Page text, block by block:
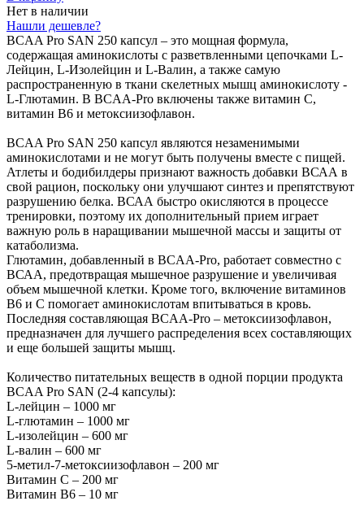
Нет в наличии
Нашли дешевле?
BCAA Pro SAN 250 капсул – это мощная формула,
содержащая аминокислоты с разветвленными цепочками L-
Лейцин, L-Изолейцин и L-Валин, а также самую
распространенную в ткани скелетных мышц аминокислоту -
L-Глютамин. В BCAA-Pro включены также витамин С,
витамин В6 и метоксиизофлавон.
BCAA Pro SAN 250 капсул являются незаменимыми
аминокислотами и не могут быть получены вместе с пищей.
Атлеты и бодибилдеры признают важность добавки ВСАА в
свой рацион, поскольку они улучшают синтез и препятствуют
разрушению белка. ВСАА быстро окисляются в процессе
тренировки, поэтому их дополнительный прием играет
важную роль в наращивании мышечной массы и защиты от
катаболизма.
Глютамин, добавленный в BCAA-Pro, работает совместно с
ВСАА, предотвращая мышечное разрушение и увеличивая
объем мышечной клетки. Кроме того, включение витаминов
В6 и С помогает аминокислотам впитываться в кровь.
Последняя составляющая BCAA-Pro – метоксиизофлавон,
предназначен для лучшего распределения всех составляющих
и еще большей защиты мышц.
Количество питательных веществ в одной порции продукта
BCAA Pro SAN (2-4 капсулы):
L-лейцин – 1000 мг
L-глютамин – 1000 мг
L-изолейцин – 600 мг
L-валин – 600 мг
5-метил-7-метоксиизофлавон – 200 мг
Витамин С – 200 мг
Витамин В6 – 10 мг